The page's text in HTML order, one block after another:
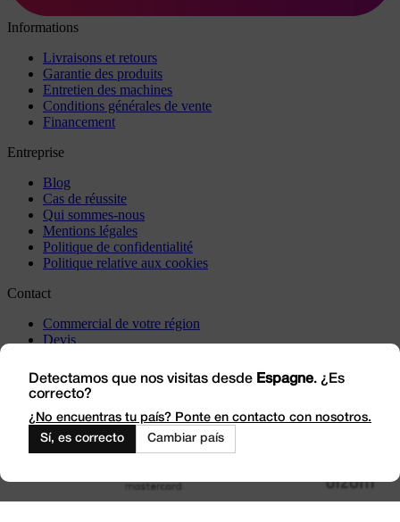
Informations
Livraisons et retours
Garantie des produits
Entretien des machines
Conditions générales de vente
Financement
Entreprise
Blog
Cas de réussite
Qui sommes-nous
Mentions légales
Politique de confidentialité
Politique relative aux cookies
Contact
Commercial de votre région
Devis
Rendez-nous visite
Travaillez avec nous
Outlet
Detectamos que nos visitas desde Espagne. ¿Es
correcto?
¿No encuentras tu país? Ponte en contacto con nosotros.
Sí, es correcto
Cambiar país